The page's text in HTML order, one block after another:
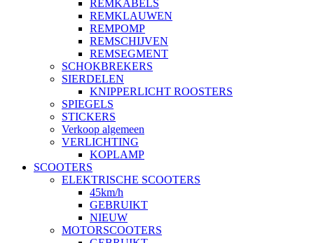
REMKABELS
REMKLAUWEN
REMPOMP
REMSCHIJVEN
REMSEGMENT
SCHOKBREKERS
SIERDELEN
KNIPPERLICHT ROOSTERS
SPIEGELS
STICKERS
Verkoop algemeen
VERLICHTING
KOPLAMP
SCOOTERS
ELEKTRISCHE SCOOTERS
45km/h
GEBRUIKT
NIEUW
MOTORSCOOTERS